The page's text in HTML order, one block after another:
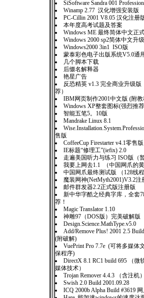
SiSoftware Sandra 001
Winamp 2.77 汉化增强安装版
PC-Cillin 2001 V8.05 汉化注册
本年度高考试题及答案
Windows ME 最终简体中文正
Windows 2000 sp2简体中文升
Windows2000 3in1 ISO版
蒙泰彩色电子出版系统V5.0通
几个脚本下载
后缀名解释器
艳星广告
反恐精英 v1.3 完全商业升级版
荐）
IBM网页制作2001中文版 (附
Windows XP整套图标(强烈推
智能五笔5。10版
Mandrake Linux 8.1
售版
CoffeeCup Firestarter v4.1零售版
IE标题“修理工”(iefix) 2.0
走遍美国听力与练习 ISO版（
我要上网去1.1 （中国网爪的黄
中国网爪最终测试版 （128线程
魔装网神(NetMyth2001)V3.2
邮件群发器2.2正式版注册版
新中华字酷之经典字库，全套
荐！
Magic Translator 1.10
神雕97（DOS版）完美破解
Design.Science.MathType.v5.0
Add/Remove Plus! 2001 2.5
(附破解)
VuePrint Pro 7.7e (可将多媒体
保程序)
DirectX 8.1 RC1 build 695 （微
媒体技术）
Trojan Remover 4.4.3 （含注机）
Swish 2.0 Build 2001.09.28
ICQ 2000b Alpha Build #3619